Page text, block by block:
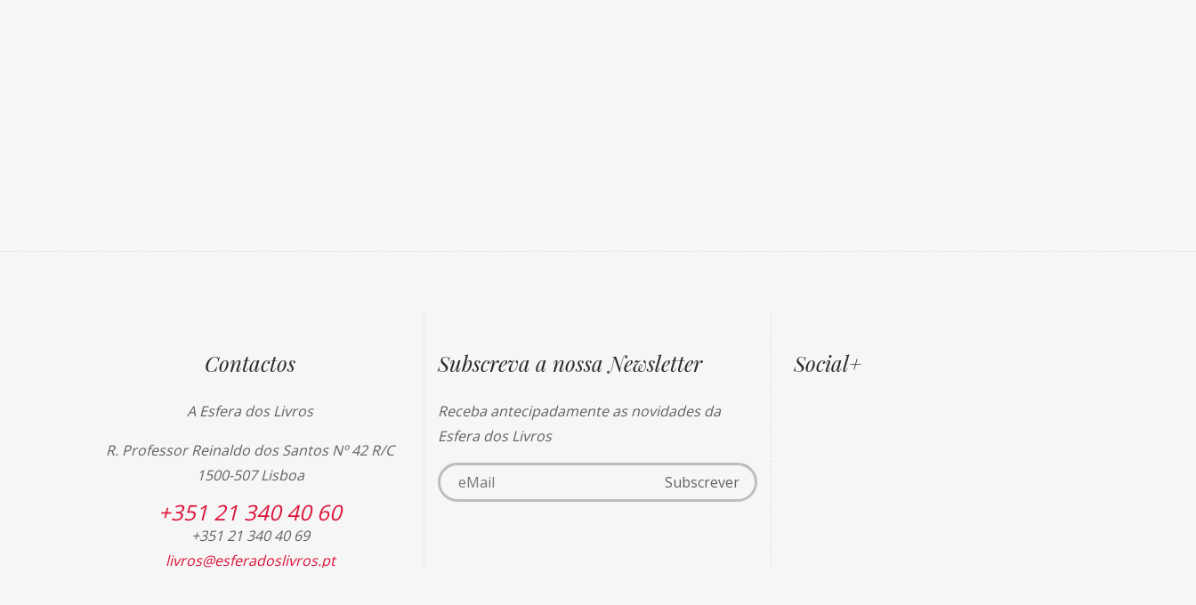
Contactos
A Esfera dos Livros
R. Professor Reinaldo dos Santos Nº 42 R/C
1500-507 Lisboa
+351 21 340 40 60
+351 21 340 40 69
livros@esferadoslivros.pt
Subscreva a nossa Newsletter
Receba antecipadamente as novidades da
Esfera dos Livros
Social+